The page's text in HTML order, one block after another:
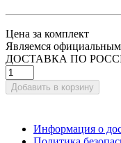
Цена за комплект
Являемся
ДОСТАВКА ПО
Добавить в корзину
Информация о